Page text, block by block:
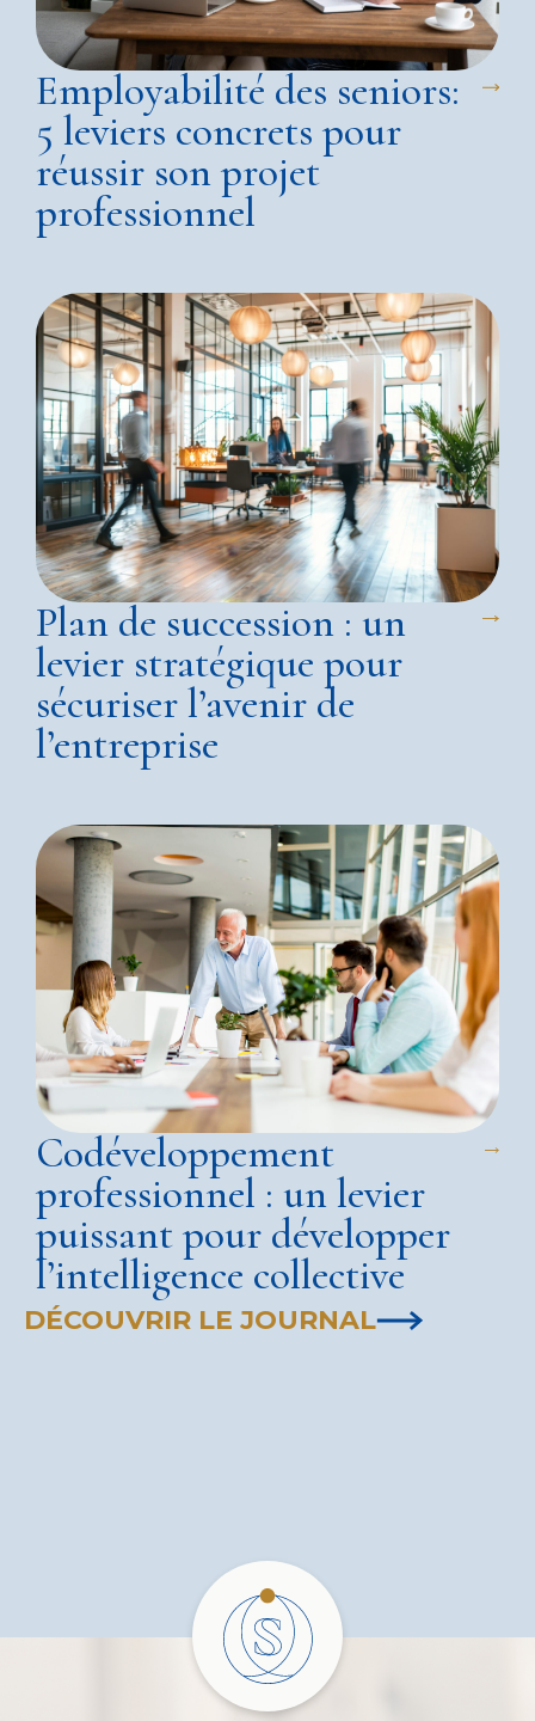
Employabilité des seniors:
5 leviers concrets pour
réussir son projet
professionnel
Plan de succession : un
levier stratégique pour
sécuriser l’avenir de
l’entreprise
Codéveloppement
professionnel : un levier
puissant pour développer
l’intelligence collective
DÉCOUVRIR LE JOURNAL